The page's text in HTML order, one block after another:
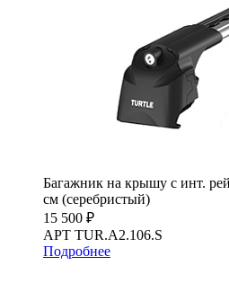
Багажник на крышу с инт.
см (серебристый)
15 500 ₽
АРТ TUR.A2.106.S
Подробнее